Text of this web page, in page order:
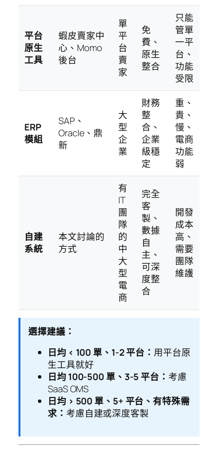
平台
原生
工具
蝦皮賣家中
心、Momo
後台
單
平
台
賣
家
免
費、
原生
整合
只能
管單
一平
台、
功能
受限
ERP
模組
SAP、
Oracle、鼎
新
大
型
企
業
財務
整
合、
企業
級穩
定
重、
貴、
慢、
電商
功能
弱
自建
系統
本文討論的
方式
有
IT
團
隊
的
中
大
型
電
商
完全
客
製、
數據
自
主、
可深
度整
合
開發
成本
高、
需要
團隊
維護
選擇建議：
日均 < 100 單、1-2 平台： 用平台原
生工具就好
日均 100-500 單、3-5 平台： 考慮
SaaS OMS
日均 > 500 單、5+ 平台、有特殊需
求： 考慮自建或深度客製